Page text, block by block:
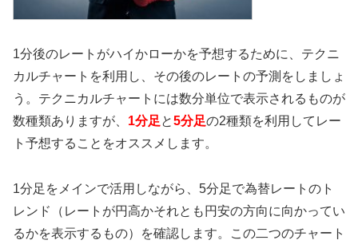
1分後のレートがハイかローかを予想するために、テクニ
カルチャートを利用し、その後のレートの予測をしましょ
う。テクニカルチャートには数分単位で表示されるものが
数種類ありますが、 1分足と5分足の2種類を利用してレー
ト予想することをオススメします。
1分足をメインで活用しながら、5分足で為替レートのト
レンド（レートが円高かそれとも円安の方向に向かってい
るかを表示するもの）を確認します。この二つのチャート